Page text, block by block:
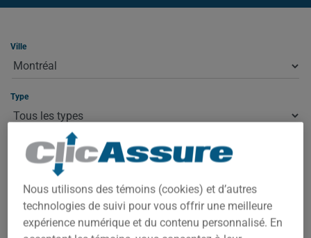
Ville
Type
ASSURANCE HABITATION À
MONTRÉAL
À Montréal, votre prime dépend de plusieurs facteurs : la
valeur de la propriété, le code postal exact, l'année de
Nous utilisons des témoins (cookies) et d’autres
technologies de suivi pour vous offrir une meilleure
expérience numérique et du contenu personnalisé. En